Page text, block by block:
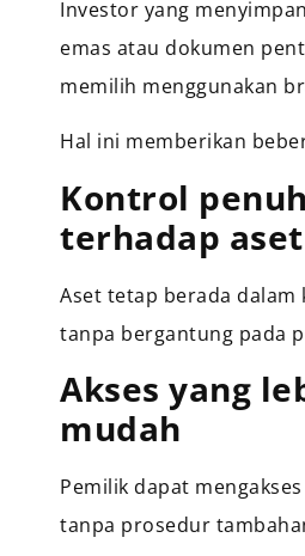
Investor yang
emas atau dokumen
memilih menggunakan
Hal ini memberikan
Kontrol penuh
terhadap aset
Aset tetap berada dalam
tanpa bergantung pada
Akses yang
mudah
Pemilik dapat
tanpa prosedur